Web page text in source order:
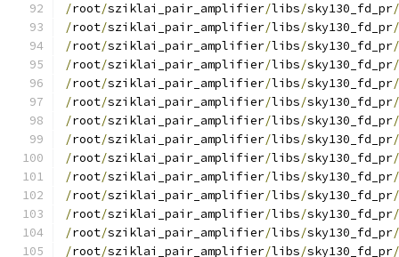
/root/sziklai_pair_amplifier/libs/sky130_fd_pr/
/root/sziklai_pair_amplifier/libs/sky130_fd_pr/
/root/sziklai_pair_amplifier/libs/sky130_fd_pr/
/root/sziklai_pair_amplifier/libs/sky130_fd_pr/
/root/sziklai_pair_amplifier/libs/sky130_fd_pr/
/root/sziklai_pair_amplifier/libs/sky130_fd_pr/
/root/sziklai_pair_amplifier/libs/sky130_fd_pr/
/root/sziklai_pair_amplifier/libs/sky130_fd_pr/
/root/sziklai_pair_amplifier/libs/sky130_fd_pr/
/root/sziklai_pair_amplifier/libs/sky130_fd_pr/
/root/sziklai_pair_amplifier/libs/sky130_fd_pr/
/root/sziklai_pair_amplifier/libs/sky130_fd_pr/
/root/sziklai_pair_amplifier/libs/sky130_fd_pr/
/root/sziklai_pair_amplifier/libs/sky130_fd_pr/